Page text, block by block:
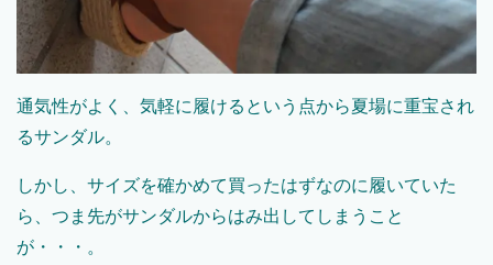
通気性がよく、気軽に履けるという点から夏場に重宝され
るサンダル。
しかし、サイズを確かめて買ったはずなのに履いていた
ら、つま先がサンダルからはみ出してしまうこと
が・・・。